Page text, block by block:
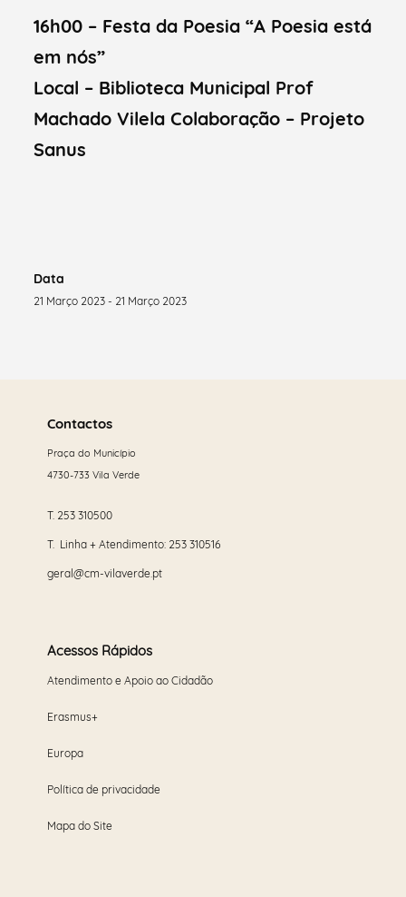
16h00 – Festa da Poesia “A Poesia está
em nós”
Local – Biblioteca Municipal Prof
Machado Vilela Colaboração – Projeto
Sanus
Data
21 Março 2023 - 21 Março 2023
maisContactos
Praça do Município
4730-733 Vila Verde
T. 253 310500
T. Linha + Atendimento: 253 310516
geral@cm-vilaverde.pt
Acessos Rápidos
Atendimento e Apoio ao Cidadão
Erasmus+
Europa
Política de privacidade
Mapa do Site